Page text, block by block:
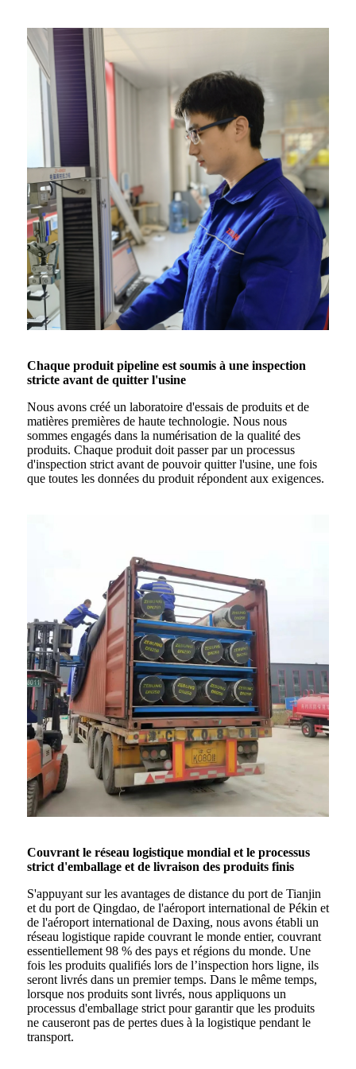
Chaque produit pipeline est soumis à une inspection
stricte avant de quitter l'usine
Nous avons créé un laboratoire d'essais de produits et de
matières premières de haute technologie. Nous nous
sommes engagés dans la numérisation de la qualité des
produits. Chaque produit doit passer par un processus
d'inspection strict avant de pouvoir quitter l'usine, une fois
que toutes les données du produit répondent aux exigences.
Couvrant le réseau logistique mondial et le processus
strict d'emballage et de livraison des produits finis
S'appuyant sur les avantages de distance du port de Tianjin
et du port de Qingdao, de l'aéroport international de Pékin et
de l'aéroport international de Daxing, nous avons établi un
réseau logistique rapide couvrant le monde entier, couvrant
essentiellement 98 % des pays et régions du monde. Une
fois les produits qualifiés lors de l’inspection hors ligne, ils
seront livrés dans un premier temps. Dans le même temps,
lorsque nos produits sont livrés, nous appliquons un
processus d'emballage strict pour garantir que les produits
ne causeront pas de pertes dues à la logistique pendant le
transport.